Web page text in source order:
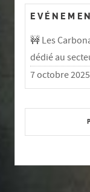
🚧 Les
dédié au
7 octobre 2025